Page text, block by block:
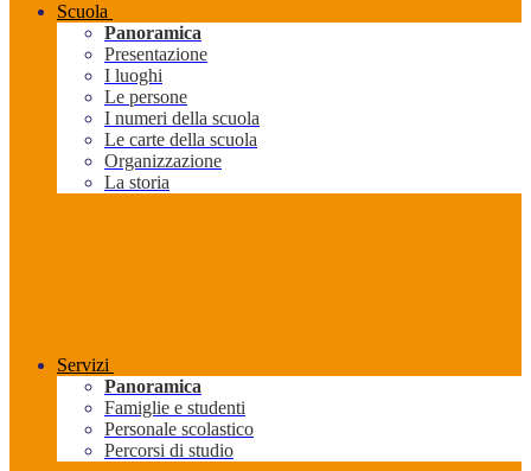
Scuola
Panoramica
Presentazione
I luoghi
Le persone
I numeri della scuola
Le carte della scuola
Organizzazione
La storia
Servizi
Panoramica
Famiglie e studenti
Personale scolastico
Percorsi di studio